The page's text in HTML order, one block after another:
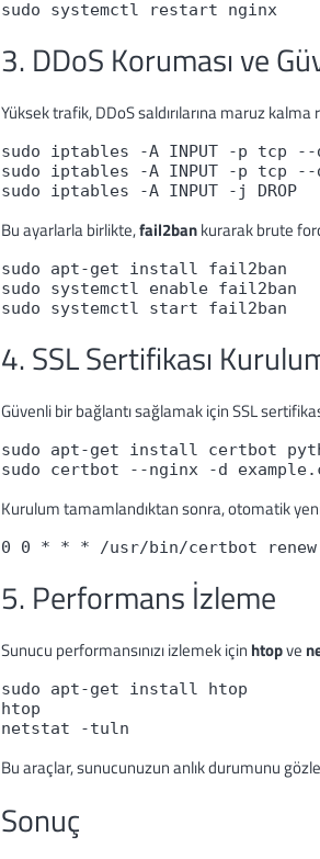
sudo systemctl restart nginx
3. DDoS Koruması ve
Yüksek trafik, DDoS saldırılarına maruz kalma
sudo iptables -A INPUT -p tcp --
sudo iptables -A INPUT -p tcp --
sudo iptables -A INPUT -j DROP
Bu ayarlarla birlikte,fail2bankurarak brute
sudo apt-get install fail2ban
sudo systemctl enable fail2ban
sudo systemctl start fail2ban
4. SSL Sertifikası
Güvenli bir bağlantı sağlamak için SSL
sudo apt-get install certbot
sudo certbot --nginx -d
Kurulum tamamlandıktan sonra, otomatik
0 0 * * * /usr/bin/certbot renew
5. Performans İzleme
Sunucu performansınızı izlemek için htopve
sudo apt-get install htop
htop
netstat -tuln
Bu araçlar, sunucunuzun anlık durumunu
Sonuç